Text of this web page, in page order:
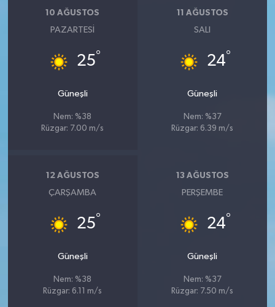
10 AĞUSTOS
PAZARTESI
25°
Güneşli
Nem: %38
Rüzgar: 7.00 m/s
11 AĞUSTOS
SALI
24°
Güneşli
Nem: %37
Rüzgar: 6.39 m/s
12 AĞUSTOS
ÇARŞAMBA
25°
Güneşli
Nem: %38
Rüzgar: 6.11 m/s
13 AĞUSTOS
PERŞEMBE
24°
Güneşli
Nem: %37
Rüzgar: 7.50 m/s